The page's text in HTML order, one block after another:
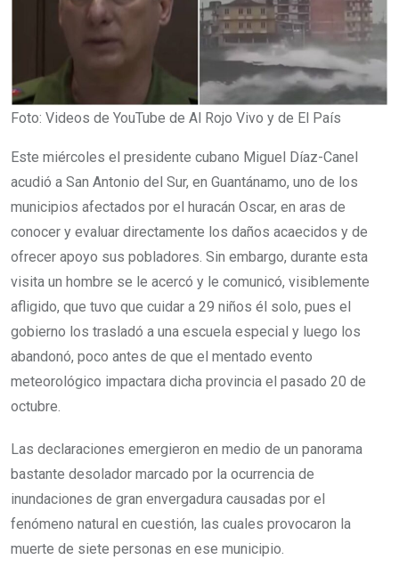
Foto: Videos de YouTube de Al Rojo Vivo y de El País
Este miércoles el presidente cubano Miguel Díaz-Canel
acudió a San Antonio del Sur, en Guantánamo, uno de los
municipios afectados por el huracán Oscar, en aras de
conocer y evaluar directamente los daños acaecidos y de
ofrecer apoyo sus pobladores. Sin embargo, durante esta
visita un hombre se le acercó y le comunicó, visiblemente
afligido, que tuvo que cuidar a 29 niños él solo, pues el
gobierno los trasladó a una escuela especial y luego los
abandonó, poco antes de que el mentado evento
meteorológico impactara dicha provincia el pasado 20 de
octubre.
Las declaraciones emergieron en medio de un panorama
bastante desolador marcado por la ocurrencia de
inundaciones de gran envergadura causadas por el
fenómeno natural en cuestión, las cuales provocaron la
muerte de siete personas en ese municipio.